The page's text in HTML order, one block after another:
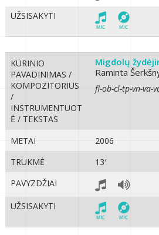
UŽSISAKYTI
KŪRINIO
PAVADINIMAS /
KOMPOZITORIUS
/
INSTRUMENTUOT
Ė / TEKSTAS
Migdolų
Raminta
fl-ob-cl-tp-vn-va-
METAI
2006
TRUKMĖ
13′
PAVYZDŽIAI
UŽSISAKYTI